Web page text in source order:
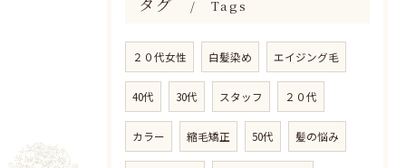
Tags
２０代女性 白髪染め エイジング毛
40代 30代 スタッフ ２０代
カラー 縮毛矯正 50代 髪の悩み